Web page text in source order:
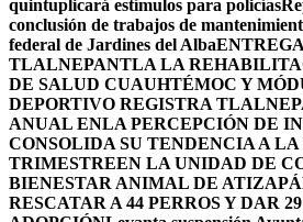
quintuplicará estímulos para policías
conclusión de trabajos de
federal de Jardines del Alba
TLALNEPANTLA LA
DE SALUD CUAUHTÉMOC Y
DEPORTIVO REGISTRA
ANUAL ENLA PERCEPCIÓN DE
CONSOLIDA SU TENDENCIA A
TRIMESTREEN LA UNIDAD DE
BIENESTAR ANIMAL DE
RESCATAR A 44 PERROS Y DAR